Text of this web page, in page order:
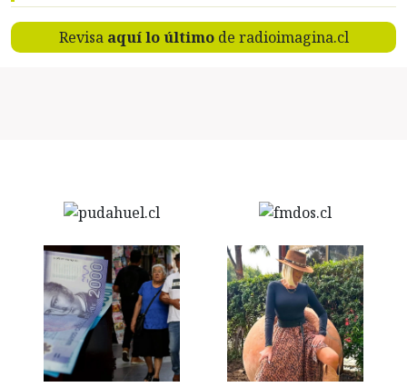
Revisa aquí lo últimode radioimagina.cl